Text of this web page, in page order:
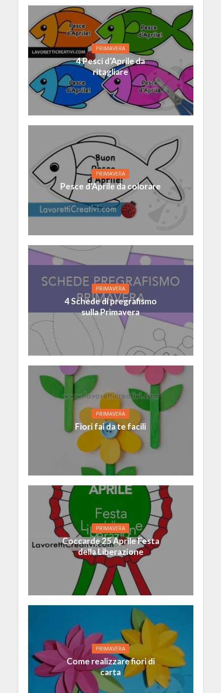
PRIMAVERA
4 Pesci d’Aprile da
ritagliare
PRIMAVERA
Pesce d’Aprile da colorare
PRIMAVERA
4 Schede di pregrafismo
sulla Primavera
PRIMAVERA
Fiori fai da te facili
PRIMAVERA
Coccarde 25 Aprile Festa
della Liberazione
PRIMAVERA
Come realizzare fiori di
carta